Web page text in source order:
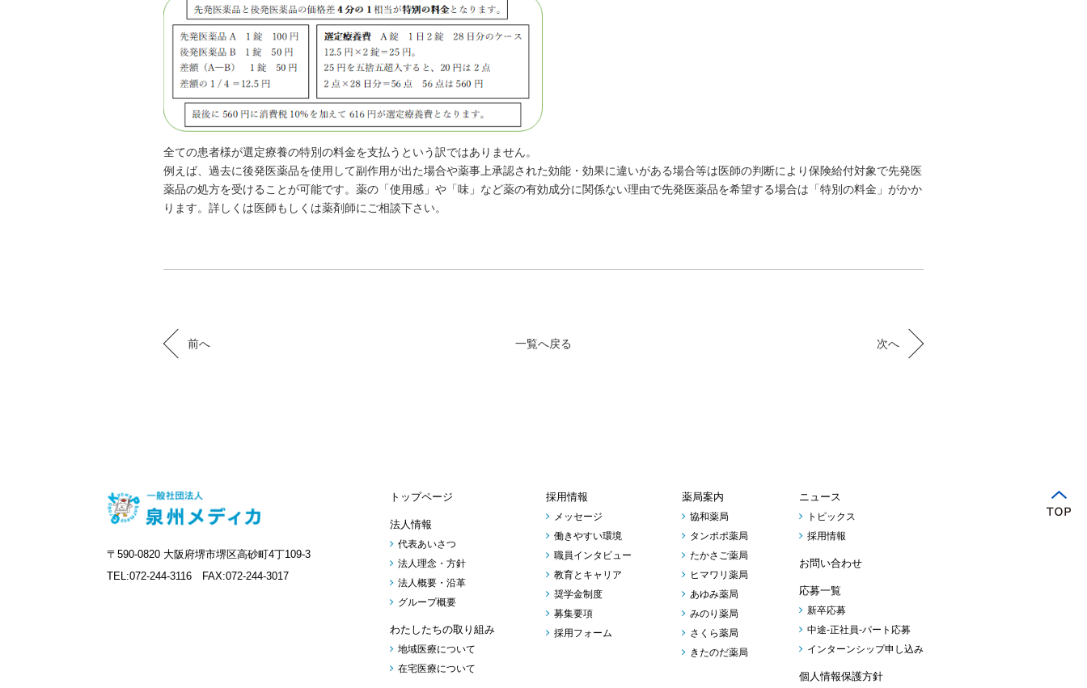
全ての患者様が選定療養の特別の料金を支払うという訳ではありません。
例えば、過去に後発医薬品を使用して副作用が出た場合や薬事上承認された効能・効果に違いがある場合等は医師の判断により保険給付対象で先発医
薬品の処方を受けることが可能です。薬の「使用感」や「味」など薬の有効成分に関係ない理由で先発医薬品を希望する場合は「特別の料金」がかか
ります。詳しくは医師もしくは薬剤師にご相談下さい。
前へ 一覧へ戻る 次へ
〒590-0820 大阪府堺市堺区高砂町4丁109-3
TEL:072-244-3116 FAX:072-244-3017
トップページ
法人情報
代表あいさつ
法人理念・方針
法人概要・沿革
グループ概要
わたしたちの取り組み
地域医療について
在宅医療について
採用情報
メッセージ
働きやすい環境
職員インタビュー
教育とキャリア
奨学金制度
募集要項
採用フォーム
薬局案内
協和薬局
タンポポ薬局
たかさご薬局
ヒマワリ薬局
あゆみ薬局
みのり薬局
さくら薬局
きたのだ薬局
ニュース
トピックス
採用情報
お問い合わせ
応募一覧
新卒応募
中途-正社員-パート応募
インターンシップ申し込み
個人情報保護方針